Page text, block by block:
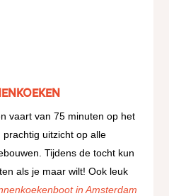
vaart van 75 minuten op het
uitzicht op alle
Tijdens de tocht kun
als je maar wilt! Ook leuk
in Amsterdam